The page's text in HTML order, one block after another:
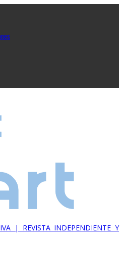
| REVISTA INDEPENDIENTE Y